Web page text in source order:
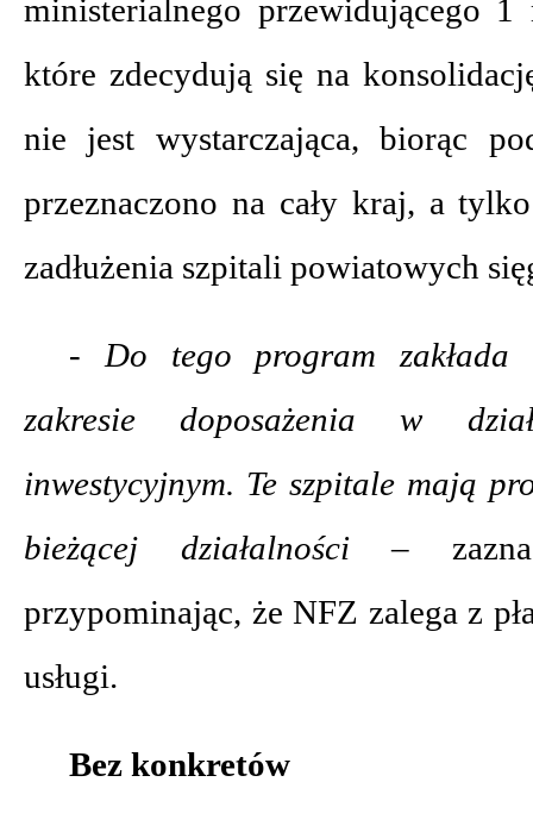
ministerialnego przewidującego
które zdecydują się na
nie jest wystarczająca, biorąc
przeznaczono na cały kraj, a
zadłużenia szpitali powiatowych
- Do tego program zakłada
zakresie doposażenia w
inwestycyjnym. Te szpitale mają
bieżącej działalności –
przypominając, że NFZ zalega z
usługi.
Bez konkretów